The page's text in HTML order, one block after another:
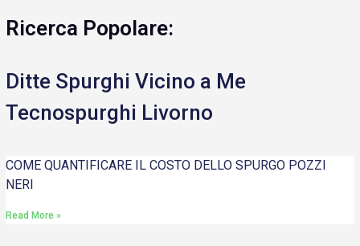
Ricerca Popolare:
Ditte Spurghi Vicino a Me
Tecnospurghi Livorno
COME QUANTIFICARE IL COSTO DELLO SPURGO POZZI
NERI
Read More »